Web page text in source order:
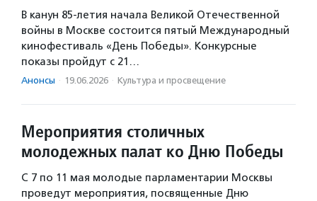
В канун 85-летия начала Великой Отечественной
войны в Москве состоится пятый Международный
кинофестиваль «День Победы». Конкурсные
показы пройдут с 21…
Анонсы · 19.06.2026 · Культура и просвещение
Мероприятия столичных
молодежных палат ко Дню Победы
С 7 по 11 мая молодые парламентарии Москвы
проведут мероприятия, посвященные Дню